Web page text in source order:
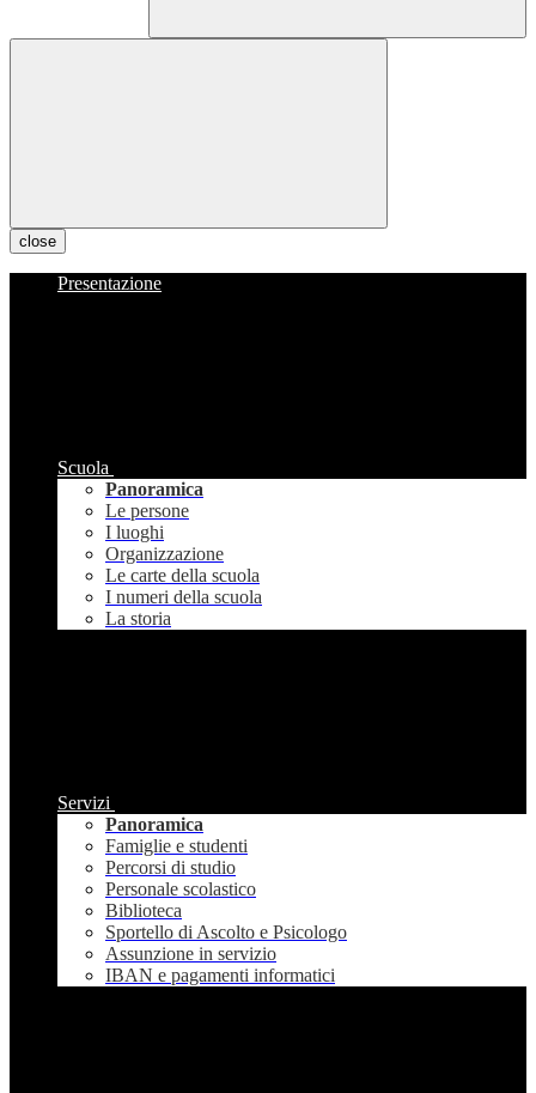
close
Presentazione
Scuola
Panoramica
Le persone
I luoghi
Organizzazione
Le carte della scuola
I numeri della scuola
La storia
Servizi
Panoramica
Famiglie e studenti
Percorsi di studio
Personale scolastico
Biblioteca
Sportello di Ascolto e Psicologo
Assunzione in servizio
IBAN e pagamenti informatici